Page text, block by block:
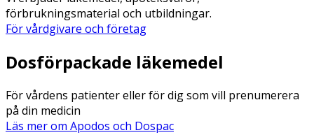
förbrukningsmaterial och utbildningar.
För vårdgivare och företag
Dosförpackade läkemedel
För vårdens patienter eller för dig som vill prenumerera
på din medicin
Läs mer om Apodos och Dospac